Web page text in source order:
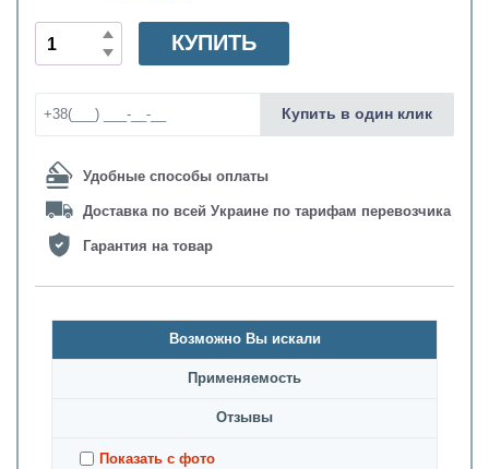
Удобные способы оплаты
Доставка по всей Украине по тарифам перевозчика
Гарантия на товар
КУПИТЬ
Купить в один клик
Возможно Вы искали
Применяемость
Oтзывы
Показать с фото